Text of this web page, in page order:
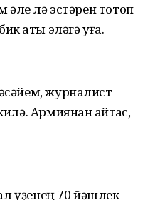
лә эстәрен тотоп
ҡаты эләгә уға.
журналист
Армиянан ҡайтҡас,
үҙенең 70 йәшлек